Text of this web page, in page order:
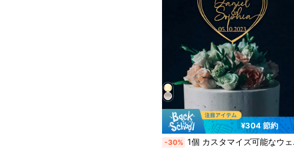
¥304 節約
-30% 1個 カスタマイズ可能なウェディングケーキトッパー、ハート型アクリルケーキデコレーションプレート、パーソナライズされた名前と日付付き、マルチカラーオプション、耐久性、装飾的、再利用可能、エレガント、鮮やかな色、モダン、ユニーク、彼または彼女への理想的なギフト、記念日